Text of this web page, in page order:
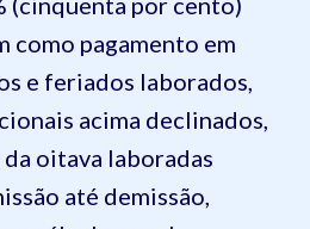
como pagamento em
e feriados laborados,
acima declinados,
da oitava laboradas
até demissão,